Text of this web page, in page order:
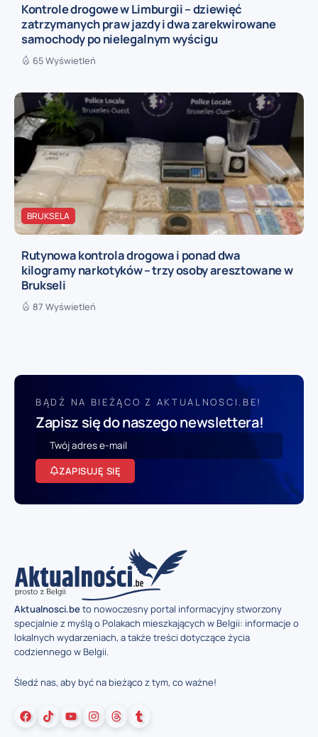
Kontrole drogowe w Limburgii – dziewięć
zatrzymanych praw jazdy i dwa zarekwirowane
samochody po nielegalnym wyścigu
65 Wyświetleń
BRUKSELA
Rutynowa kontrola drogowa i ponad dwa
kilogramy narkotyków – trzy osoby aresztowane w
Brukseli
87 Wyświetleń
BĄDŹ NA BIEŻĄCO Z AKTUALNOSCI.BE!
Zapisz się do naszego newslettera!
ZAPISUJĘ SIĘ
Aktualnosci.beto nowoczesny portal informacyjny stworzony
specjalnie z myślą o Polakach mieszkających w Belgii: informacje o
lokalnych wydarzeniach, a także treści dotyczące życia
codziennego w Belgii.
Śledź nas, aby być na bieżąco z tym, co ważne!